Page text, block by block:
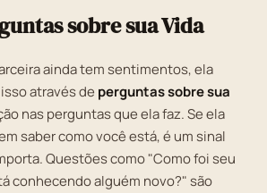
sobre sua Vida
ainda tem sentimentos, ela
através de perguntas sobre sua
nas perguntas que ela faz. Se ela
saber como você está, é um sinal
Questões como "Como foi seu
conhecendo alguém novo?" são